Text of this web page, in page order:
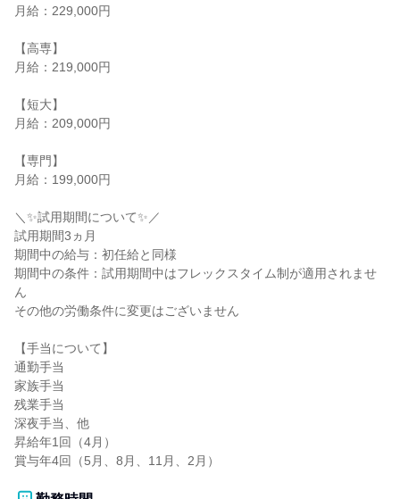
月給：229,000円
【高専】
月給：219,000円
【短大】
月給：209,000円
【専門】
月給：199,000円
＼✨試用期間について✨／
試用期間3ヵ月
期間中の給与：初任給と同様
期間中の条件：試用期間中はフレックスタイム制が適用されませ
ん
その他の労働条件に変更はございません
【手当について】
通勤手当
家族手当
残業手当
深夜手当、他
昇給年1回（4月）
賞与年4回（5月、8月、11月、2月）